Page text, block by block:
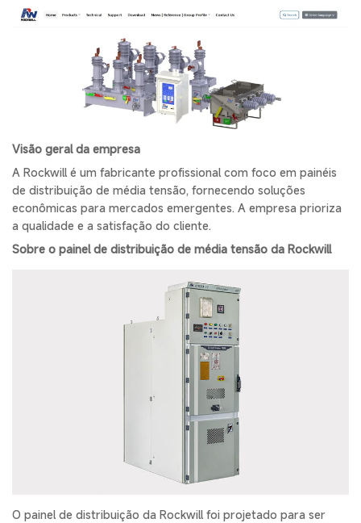
Visão geral da empresa
A Rockwill é um fabricante profissional com foco em painéis
de distribuição de média tensão, fornecendo soluções
econômicas para mercados emergentes. A empresa prioriza
a qualidade e a satisfação do cliente.
Sobre o painel de distribuição de média tensão da Rockwill
O painel de distribuição da Rockwill foi projetado para ser